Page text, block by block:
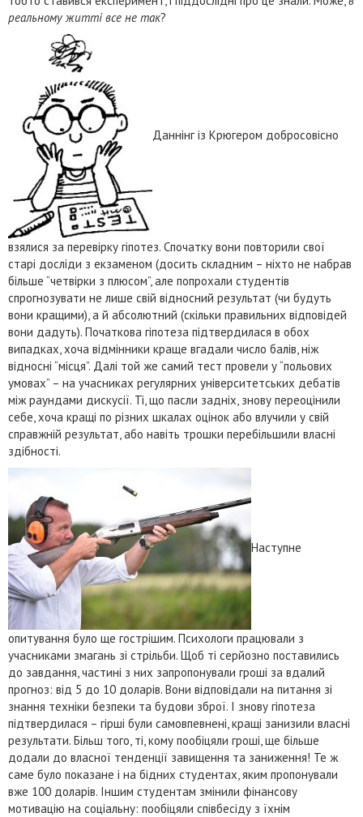
реальному житті все не так?
Даннінг із Крюгером добросовісно
взялися за перевірку гіпотез. Спочатку вони повторили свої
старі досліди з екзаменом (досить складним – ніхто не набрав
більше “четвірки з плюсом”, але попрохали студентів
спрогнозувати не лише свій відносний результат (чи будуть
вони кращими), а й абсолютний (скільки правильних відповідей
вони дадуть). Початкова гіпотеза підтвердилася в обох
випадках, хоча відмінники краще вгадали число балів, ніж
відносні “місця”. Далі той же самий тест провели у “польових
умовах” – на учасниках регулярних університетських дебатів
між раундами дискусії. Ті, що пасли задніх, знову переоцінили
себе, хоча кращі по різних шкалах оцінок або влучили у свій
справжній результат, або навіть трошки перебільшили власні
здібності.
Наступне
опитування було ще гострішим. Психологи працювали з
учасниками змагань зі стрільби. Щоб ті серйозно поставились
до завдання, частині з них запропонували гроші за вдалий
прогноз: від 5 до 10 доларів. Вони відповідали на питання зі
знання техніки безпеки та будови зброї. І знову гіпотеза
підтвердилася – гірші були самовпевнені, кращі занизили власні
результати. Більш того, ті, кому пообіцяли гроші, ще більше
додали до власної тенденції завищення та заниження! Те ж
саме було показане і на бідних студентах, яким пропонували
вже 100 доларів. Іншим студентам змінили фінансову
мотивацію на соціальну: пообіцяли співбесіду з їхнім